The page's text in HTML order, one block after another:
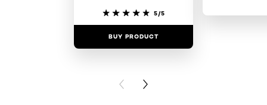
5/5
BUY PRODUCT
PREVIOUS CARD
NEXT CARD